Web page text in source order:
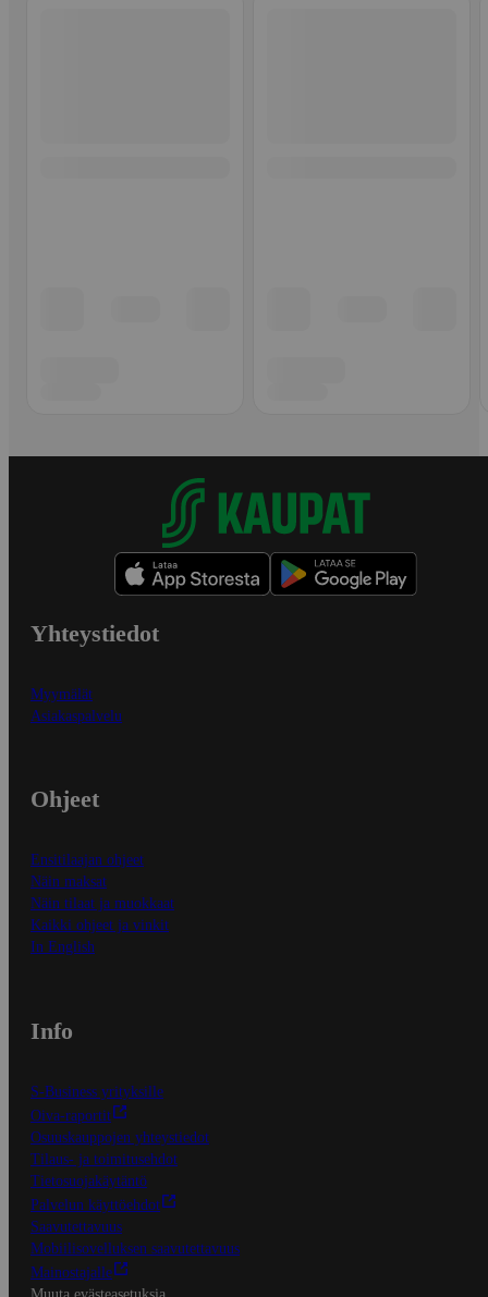
Yhteystiedot
Myymälät
Asiakaspalvelu
Ohjeet
Ensitilaajan ohjeet
Näin maksat
Näin tilaat ja muokkaat
Kaikki ohjeet ja vinkit
In English
Info
S-Business yrityksille
Oiva-raportit
Osuuskauppojen yhteystiedot
Tilaus- ja toimitusehdot
Tietosuojakäytäntö
Palvelun käyttöehdot
Saavutettavuus
Mobiilisovelluksen saavutettavuus
Mainostajalle